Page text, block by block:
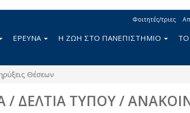
Φοιτητές/τριες
ΕΡΕΥΝΑ Η ΖΩΗ ΣΤΟ ΠΑΝΕΠΙΣΤΗΜΙΟ
Θέσεων
/ ΔΕΛΤΙΑ ΤΥΠΟΥ /